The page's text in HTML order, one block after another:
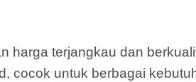
harga terjangkau dan
cocok untuk berbagai